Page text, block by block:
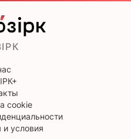
cookie
условия